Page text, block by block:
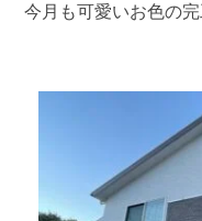
今月も可愛いお色の